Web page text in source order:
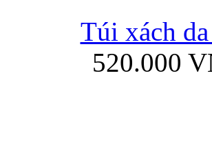
Bao da iPad
Túi xách
520.000